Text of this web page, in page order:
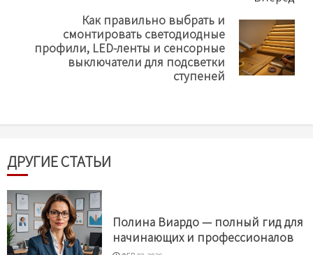
Next
post:
Как правильно выбрать и
смонтировать светодиодные
профили, LED-ленты и сенсорные
выключатели для подсветки
ступеней
ДРУГИЕ СТАТЬИ
Полина Виардо — полный гид для
начинающих и профессионалов